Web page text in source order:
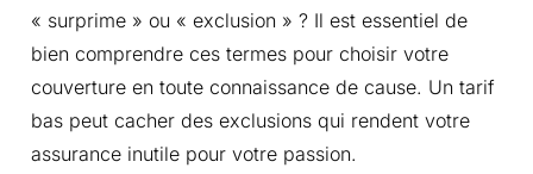
« surprime » ou « exclusion » ? Il est essentiel de
bien comprendre ces termes pour choisir votre
couverture en toute connaissance de cause. Un tarif
bas peut cacher des exclusions qui rendent votre
assurance inutile pour votre passion.